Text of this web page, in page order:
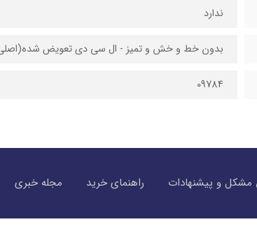
ندارد
بدون خط و خش و تمیز - ال سی دی تعویض
09784
مشکل و پیشنهادات راهنمای خرید مجله خبری